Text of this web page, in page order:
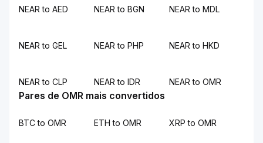
NEAR to AED NEAR to BGN NEAR to MDL
NEAR to GEL NEAR to PHP NEAR to HKD
NEAR to CLP NEAR to IDR NEAR to OMR
Pares de OMR mais convertidos
BTC to OMR ETH to OMR XRP to OMR